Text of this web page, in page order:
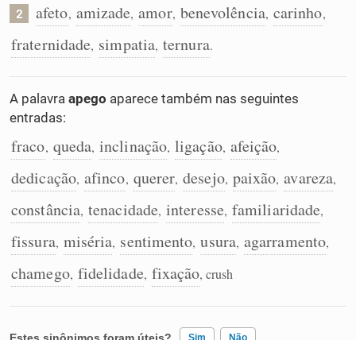
Cata-letras
Dicionário
2 afeto, amizade, amor, benevolência, carinho,
fraternidade, simpatia, ternura.
A palavra apego aparece também nas seguintes
entradas:
fraco, queda, inclinação, ligação, afeição,
dedicação, afinco, querer, desejo, paixão, avareza,
constância, tenacidade, interesse, familiaridade,
fissura, miséria, sentimento, usura, agarramento,
chamego, fidelidade, fixação, crush
Sim Não